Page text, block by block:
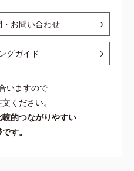
お問い合わせ
グガイド
いますので
ください。
的つながりやすい
す。